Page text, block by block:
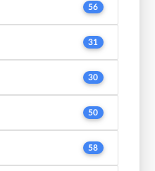
56
31
30
50
58